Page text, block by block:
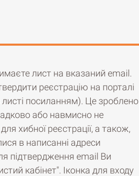
лист на вказаний email.
реєстрацію на порталі
посиланням). Це зроблено
або навмисно не
хибної реєстрації, а також,
в написанні адреси
підтвердження email Ви
кабінет". Іконка для входу